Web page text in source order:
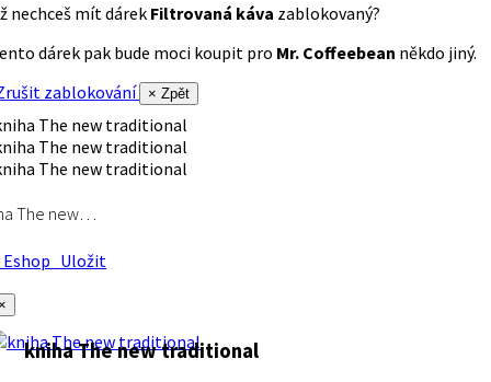
nechceš mít dárek Filtrovaná káva zablokovaný?
dárek pak bude moci koupit pro Mr. Coffeebean někdo jiný.
zablokování
× Zpět
The new…
Uložit
kniha The new traditional